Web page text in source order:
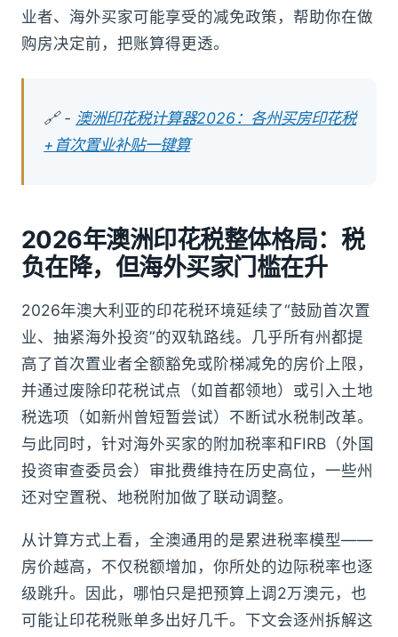
业者、海外买家可能享受的减免政策，帮助你在做
购房决定前，把账算得更透。
🔗 - 澳洲印花税计算器2026：各州买房印花税
+首次置业补贴一键算
2026年澳洲印花税整体格局：税
负在降，但海外买家门槛在升
2026年澳大利亚的印花税环境延续了“鼓励首次置
业、抽紧海外投资”的双轨路线。几乎所有州都提
高了首次置业者全额豁免或阶梯减免的房价上限，
并通过废除印花税试点（如首都领地）或引入土地
税选项（如新州曾短暂尝试）不断试水税制改革。
与此同时，针对海外买家的附加税率和FIRB（外国
投资审查委员会）审批费维持在历史高位，一些州
还对空置税、地税附加做了联动调整。
从计算方式上看，全澳通用的是累进税率模型——
房价越高，不仅税额增加，你所处的边际税率也逐
级跳升。因此，哪怕只是把预算上调2万澳元，也
可能让印花税账单多出好几千。下文会逐州拆解这